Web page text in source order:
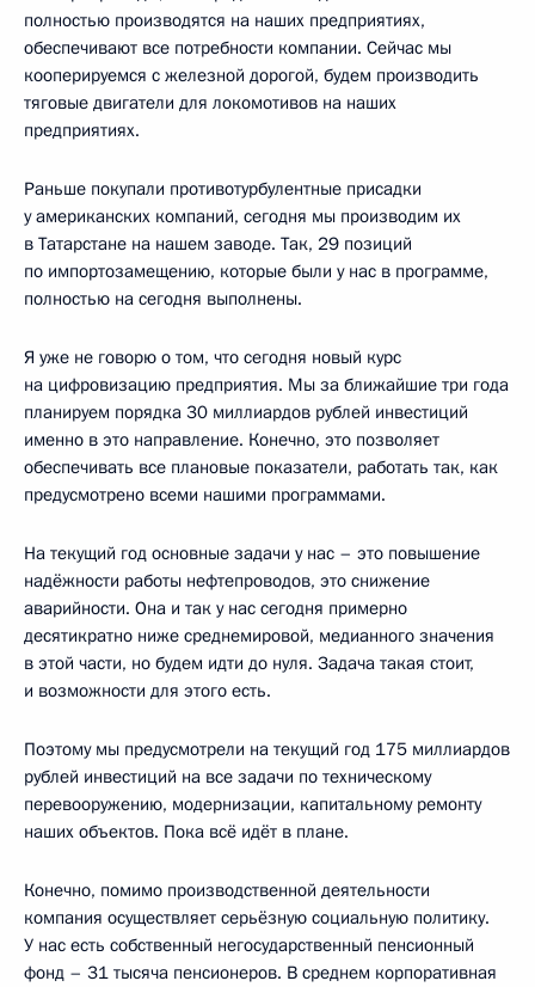
полностью производятся на наших предприятиях,
обеспечивают все потребности компании. Сейчас мы
кооперируемся с железной дорогой, будем производить
тяговые двигатели для локомотивов на наших
предприятиях.
Раньше покупали противотурбулентные присадки
у американских компаний, сегодня мы производим их
в Татарстане на нашем заводе. Так, 29 позиций
по импортозамещению, которые были у нас в программе,
полностью на сегодня выполнены.
Я уже не говорю о том, что сегодня новый курс
на цифровизацию предприятия. Мы за ближайшие три года
планируем порядка 30 миллиардов рублей инвестиций
именно в это направление. Конечно, это позволяет
обеспечивать все плановые показатели, работать так, как
предусмотрено всеми нашими программами.
На текущий год основные задачи у нас – это повышение
надёжности работы нефтепроводов, это снижение
аварийности. Она и так у нас сегодня примерно
десятикратно ниже среднемировой, медианного значения
в этой части, но будем идти до нуля. Задача такая стоит,
и возможности для этого есть.
Поэтому мы предусмотрели на текущий год 175 миллиардов
рублей инвестиций на все задачи по техническому
перевооружению, модернизации, капитальному ремонту
наших объектов. Пока всё идёт в плане.
Конечно, помимо производственной деятельности
компания осуществляет серьёзную социальную политику.
У нас есть собственный негосударственный пенсионный
фонд – 31 тысяча пенсионеров. В среднем корпоративная